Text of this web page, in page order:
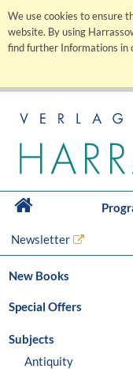
We use cookies to ensure
website. By using
find further Informations in
Newsletter
New Books
Special Offers
Subjects
Antiquity